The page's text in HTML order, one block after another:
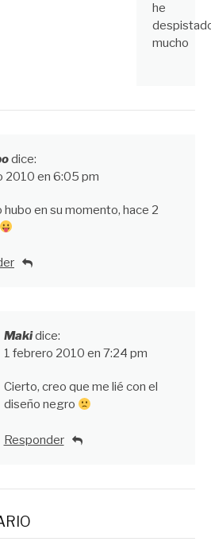
he
mucho
dice:
2010 en 6:05 pm
hubo en su momento, hace 2
Makidice:
1 febrero 2010 en 7:24 pm
Cierto, creo que me lié con el
diseño negro
Responder